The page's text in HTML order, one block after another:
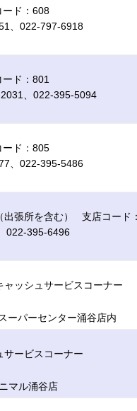
ド：608
、022-797-6918
ド：801
、022-395-5094
ド：805
、022-395-5486
出張所を含む） 支店コード
022-395-6496
ャッシュサービスコーナー
ーパーセンター涌谷店内
サービスコーナー
マル涌谷店